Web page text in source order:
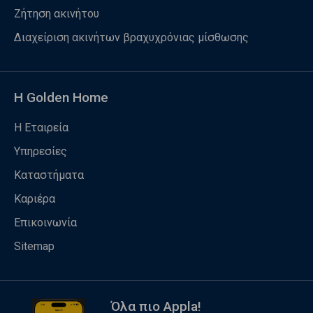
Ζήτηση ακινήτου
Διαχείριση ακινήτων βραχυχρόνιας μίσθωσης
Η Golden Home
Η Εταιρεία
Υπηρεσίες
Καταστήματα
Καριέρα
Επικοινωνία
Sitemap
Όλα πιο Appla!